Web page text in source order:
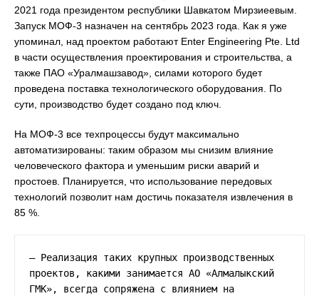
2021 года президентом республики Шавкатом Мирзиеевым.
Запуск МОФ-3 назначен на сентябрь 2023 года. Как я уже
упоминал, над проектом работают Enter Engineering Pte. Ltd
в части осуществления проектирования и строительства, а
также ПАО «Уралмашзавод», силами которого будет
проведена поставка технологического оборудования. По
сути, производство будет создано под ключ.
На МОФ-3 все техпроцессы будут максимально
автоматизированы: таким образом мы снизим влияние
человеческого фактора и уменьшим риски аварий и
простоев. Планируется, что использование передовых
технологий позволит нам достичь показателя извлечения в
85 %.
— Реализация таких крупных производственных
проектов, какими занимается АО «Алмалыкский
ГМК», всегда сопряжена с влиянием на